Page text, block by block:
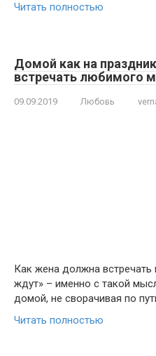
Читать полностью
Домой как на
встречать любимого
09.09.2019 Любовь
Как жена должна
ждут» – именно с такой
домой, не сворачивая по
Читать полностью